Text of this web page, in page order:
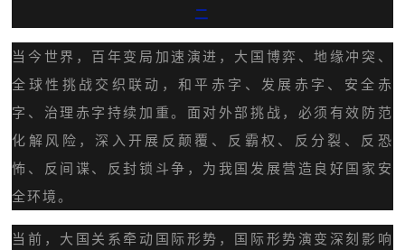
二
当今世界，百年变局加速演进，大国博弈、地缘冲突、
全球性挑战交织联动，和平赤字、发展赤字、安全赤
字、治理赤字持续加重。面对外部挑战，必须有效防范
化解风险，深入开展反颠覆、反霸权、反分裂、反恐
怖、反间谍、反封锁斗争，为我国发展营造良好国家安
全环境。
当前，大国关系牵动国际形势，国际形势演变深刻影响